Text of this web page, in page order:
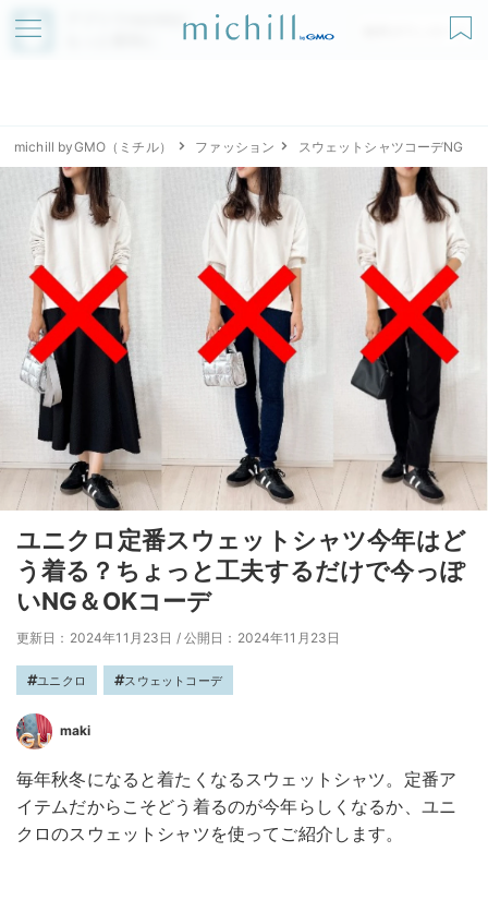
アプリでmichillが
無料ダウンロード
michill byGMO（ミチル） ファッション スウェットシャツコーデNG
ユニクロ定番スウェットシャツ今年はど
う着る？ちょっと工夫するだけで今っぽ
いNG＆OKコーデ
更新日：2024年11月23日 / 公開日：2024年11月23日
ユニクロ スウェットコーデ
maki
毎年秋冬になると着たくなるスウェットシャツ。定番ア
イテムだからこそどう着るのが今年らしくなるか、ユニ
クロのスウェットシャツを使ってご紹介します。